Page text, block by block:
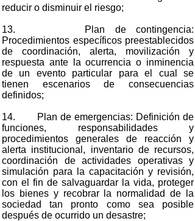
reducir o disminuir el riesgo;
13. Plan de contingencia:
Procedimientos específicos preestablecidos
de coordinación, alerta, movilización y
respuesta ante la ocurrencia o inminencia
de un evento particular para el cual se
tienen escenarios de consecuencias
definidos;
14. Plan de emergencias: Definición de
funciones, responsabilidades y
procedimientos generales de reacción y
alerta institucional, inventario de recursos,
coordinación de actividades operativas y
simulación para la capacitación y revisión,
con el fin de salvaguardar la vida, proteger
los bienes y recobrar la normalidad de la
sociedad tan pronto como sea posible
después de ocurrido un desastre;